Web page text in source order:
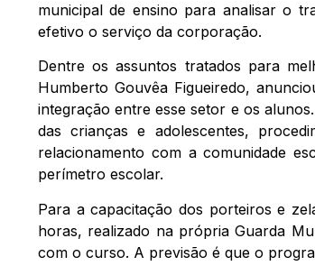
municipal de ensino para analisar o
efetivo o serviço da corporação.
Dentre os assuntos tratados para
Humberto Gouvêa Figueiredo,
integração entre esse setor e os
das crianças e adolescentes,
relacionamento com a comunidade
perímetro escolar.
Para a capacitação dos porteiros e
horas, realizado na própria Guarda
com o curso. A previsão é que o